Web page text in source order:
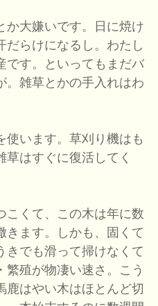
大嫌いです。日に焼け
だらけになるし。わたし
です。といってもまだバ
。雑草とかの手入れはわ
います。草刈り機はも
草はすぐに復活してく
くて、この木は年に数
きます。しかも、固くて
きでも滑って掃けなくて
繁殖が物凄い速さ。こう
鹿はやい木はほとんど切